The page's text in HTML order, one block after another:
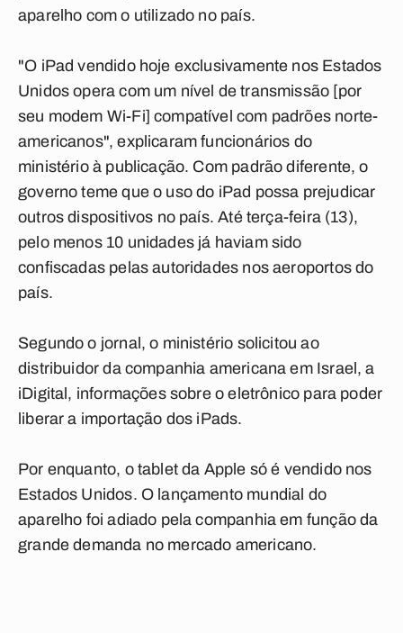
aparelho com o utilizado no país.
"O iPad vendido hoje exclusivamente nos Estados
Unidos opera com um nível de transmissão [por
seu modem Wi-Fi] compatível com padrões norte-
americanos", explicaram funcionários do
ministério à publicação. Com padrão diferente, o
governo teme que o uso do iPad possa prejudicar
outros dispositivos no país. Até terça-feira (13),
pelo menos 10 unidades já haviam sido
confiscadas pelas autoridades nos aeroportos do
país.
Segundo o jornal, o ministério solicitou ao
distribuidor da companhia americana em Israel, a
iDigital, informações sobre o eletrônico para poder
liberar a importação dos iPads.
Por enquanto, o tablet da Apple só é vendido nos
Estados Unidos. O lançamento mundial do
aparelho foi adiado pela companhia em função da
grande demanda no mercado americano.